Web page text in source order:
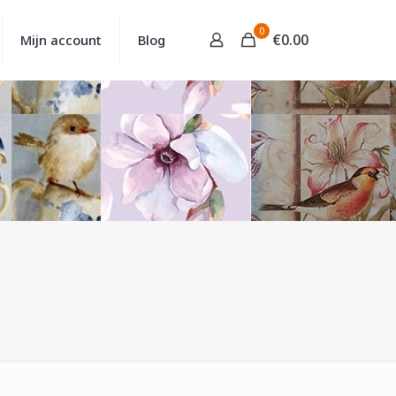
Mijn account Blog
0 €0.00